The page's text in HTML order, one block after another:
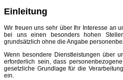
Einleitung
Wir freuen uns sehr über Ihr Interesse an
bei uns einen besonders hohen
grundsätzlich ohne die Angabe
Wenn besondere Dienstleistungen über
erforderlich sein, dass
gesetzliche Grundlage für die
ein.